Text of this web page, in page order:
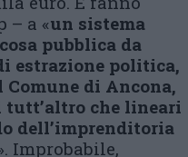
– a «un sistema
pubblica da
estrazione politica,
di Ancona,
che lineari
dell’imprenditoria
Improbabile,